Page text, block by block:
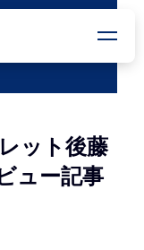
ット後藤
ュー記事